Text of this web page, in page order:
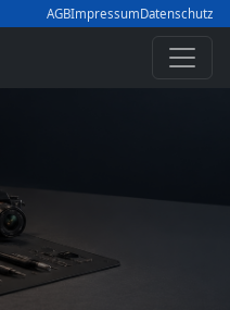
AGBImpressumDatenschutz